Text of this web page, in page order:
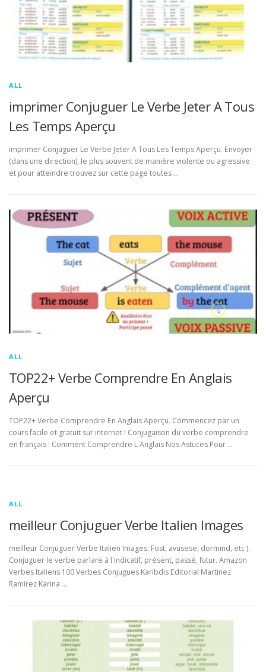
ALL
imprimer Conjuguer Le Verbe Jeter A Tous
Les Temps Aperçu
imprimer Conjuguer Le Verbe Jeter A Tous Les Temps Aperçu. Envoyer
(dans une direction), le plus souvent de manière violente ou agressive
et pour atteindre trouvez sur cette page toutes …
ALL
TOP22+ Verbe Comprendre En Anglais
Aperçu
TOP22+ Verbe Comprendre En Anglais Aperçu. Commencez par un
cours facile et gratuit sur internet ! Conjugaison du verbe comprendre
en français : Comment Comprendre L Anglais Nos Astuces Pour …
ALL
meilleur Conjuguer Verbe Italien Images
meilleur Conjuguer Verbe Italien Images. Fost, avusese, dormind, etc ).
Conjuguer le verbe parlare à l'indicatif, présent, passé, futur. Amazon
Verbes Italiens 100 Verbes Conjugues Karibdis Editorial Martinez
Ramirez Karina …